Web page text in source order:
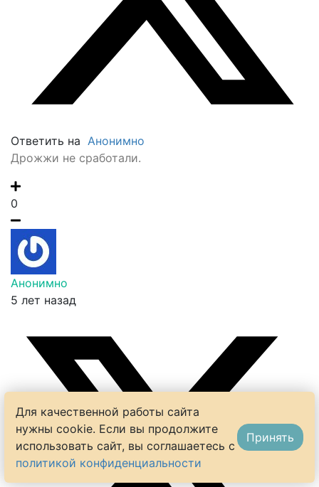
Ответить на Анонимно
Дрожжи не сработали.
0
Анонимно
5 лет назад
Для качественной работы сайта
нужны cookie. Если вы продолжите
использовать сайт, вы соглашаетесь с
политикой конфиденциальности
Принять